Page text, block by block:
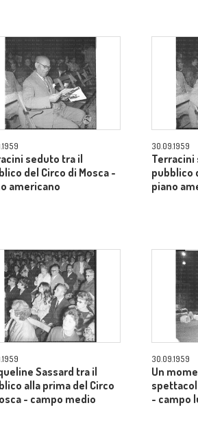
seduto tra il
del Circo di Mosca -
americano
30.09.1959
Terracini
pubblico
piano
Sassard tra il
alla prima del Circo
- campo medio
30.09.1959
Un
- campo